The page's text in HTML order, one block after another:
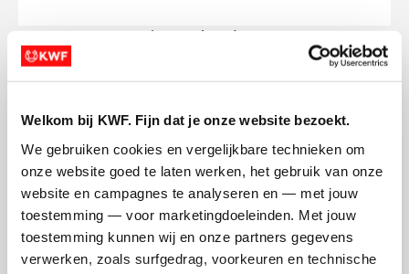
Welkom bij KWF. Fijn dat je onze website bezoekt.
We gebruiken cookies en vergelijkbare technieken om
onze website goed te laten werken, het gebruik van onze
website en campagnes te analyseren en — met jouw
toestemming — voor marketingdoeleinden. Met jouw
toestemming kunnen wij en onze partners gegevens
verwerken, zoals surfgedrag, voorkeuren en technische
Pien's badges